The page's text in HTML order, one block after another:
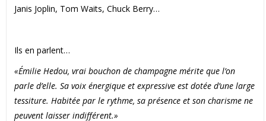
Janis Joplin, Tom Waits, Chuck Berry…
Ils en parlent…
«Émilie Hedou, vrai bouchon de champagne mérite que l’on
parle d’elle. Sa voix énergique et expressive est dotée d’une large
tessiture. Habitée par le rythme, sa présence et son charisme ne
peuvent laisser indifférent.»